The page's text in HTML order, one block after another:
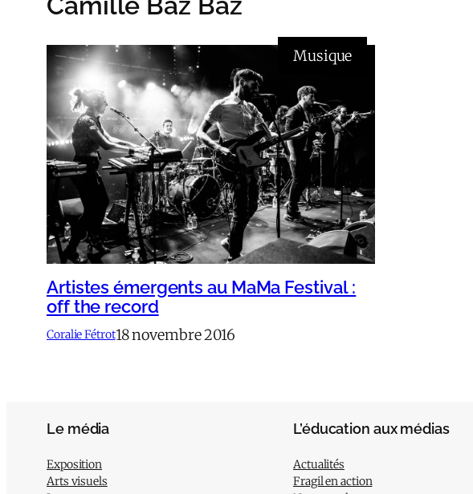
Musique
Artistes émergents au MaMa Festival :
off the record
Coralie Fétrot18 novembre 2016
Le média
Exposition
Arts visuels
L’éducation aux médias
Actualités
Fragil en action